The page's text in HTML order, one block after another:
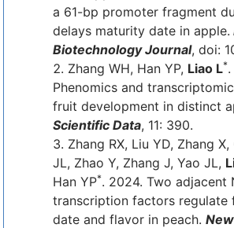
a 61-bp promoter fragment
delays maturity date in apple.
Biotechnology Journal, doi:
Zhang WH, Han YP, Liao L*
Phenomics and
fruit development in distinct
Scientific Data, 11: 390.
Zhang RX, Liu YD, Zhang
JL, Zhao Y, Zhang J, Yao JL,
Han YP*. 2024. Two adjacent
transcription factors regulate
date and flavor in peach.